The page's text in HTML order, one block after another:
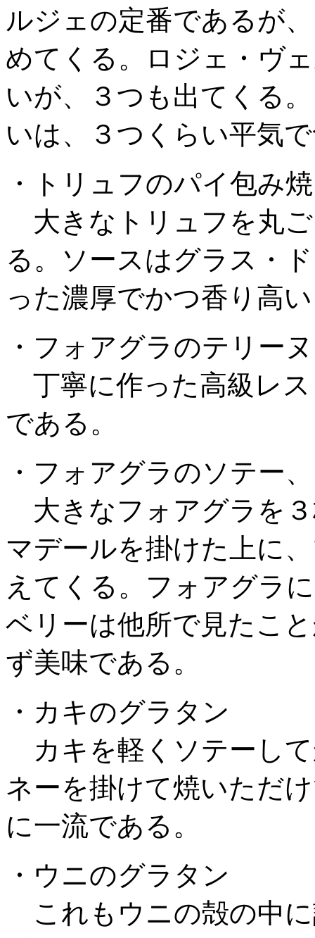
ルジェの定番であるが
めてくる。ロジェ・ヴ
いが、３つも出てくる
いは、３つくらい平気
・トリュフのパイ包み
大きなトリュフを丸
る。ソースはグラス・
った濃厚でかつ香り高
・フォアグラのテリーヌ
丁寧に作った高級レ
である。
・フォアグラのソテー
大きなフォアグラを
マデールを掛けた上に
えてくる。フォアグラ
ベリーは他所で見たこ
ず美味である。
・カキのグラタン
カキを軽くソテーし
ネーを掛けて焼いただ
に一流である。
・ウニのグラタン
これもウニの殻の中